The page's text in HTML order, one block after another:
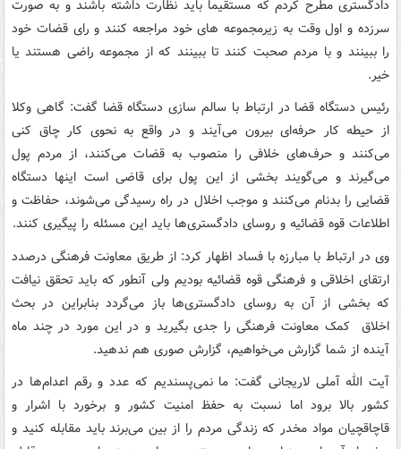
دادگستری مطرح کردم که مستقیما باید نظارت داشته باشند و به صورت
سرزده و اول وقت به زیرمجموعه های خود مراجعه کنند و رای قضات خود
را ببینند و با مردم صحبت کنند تا ببینند که از مجموعه راضی هستند یا
خیر.
رئیس دستگاه قضا در ارتباط با سالم سازی دستگاه قضا گفت: گاهی وکلا
از حیطه کار حرفه‌ای بیرون می‌آیند و در واقع به نحوی کار چاق کنی
می‌کنند و حرف‌های خلافی را منصوب به قضات می‌کنند، از مردم پول
می‌گیرند و می‌گویند بخشی از این پول برای قاضی است اینها دستگاه
قضایی را بدنام می‌کنند و موجب اخلال در راه رسیدگی می‌شوند، حفاظت و
اطلاعات قوه قضائیه و روسای دادگستری‌ها باید این مسئله را پیگیری کنند.
وی در ارتباط با مبارزه با فساد اظهار کرد: از طریق معاونت فرهنگی درصدد
ارتقای اخلاقی و فرهنگی قوه قضائیه بودیم ولی آنطور که باید تحقق نیافت
که بخشی از آن به روسای دادگستری‌ها باز می‌گردد بنابراین در بحث
اخلاق کمک معاونت فرهنگی را جدی بگیرید و در این مورد در چند ماه
آینده از شما گزارش می‌خواهیم، گزارش صوری هم ندهید.
آیت الله آملی لاریجانی گفت: ما نمی‌پسندیم که عدد و رقم اعدام‌ها در
کشور بالا برود اما نسبت به حفظ امنیت کشور و برخورد با اشرار و
قاچاقچیان مواد مخدر که زندگی مردم را از بین می‌برند باید مقابله کنید و